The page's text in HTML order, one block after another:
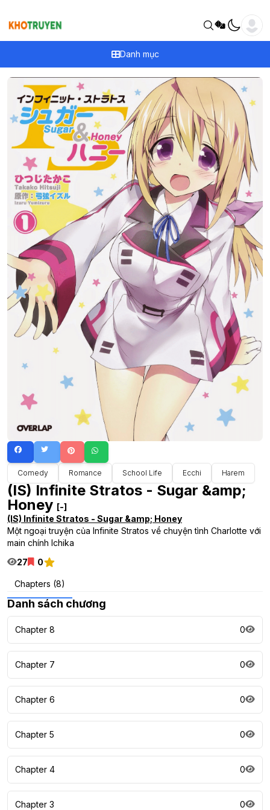
Danh mục
Comedy Romance School Life Ecchi Harem
(IS) Infinite Stratos - Sugar &amp;
Honey [-]
(IS) Infinite Stratos - Sugar &amp; Honey
Một ngoại truyện của Infinite Stratos về chuyện tình Charlotte với
main chính Ichika
27
0
Chapters (8)
Danh sách chương
Chapter 8 0
Chapter 7 0
Chapter 6 0
Chapter 5 0
Chapter 4 0
Chapter 3 0